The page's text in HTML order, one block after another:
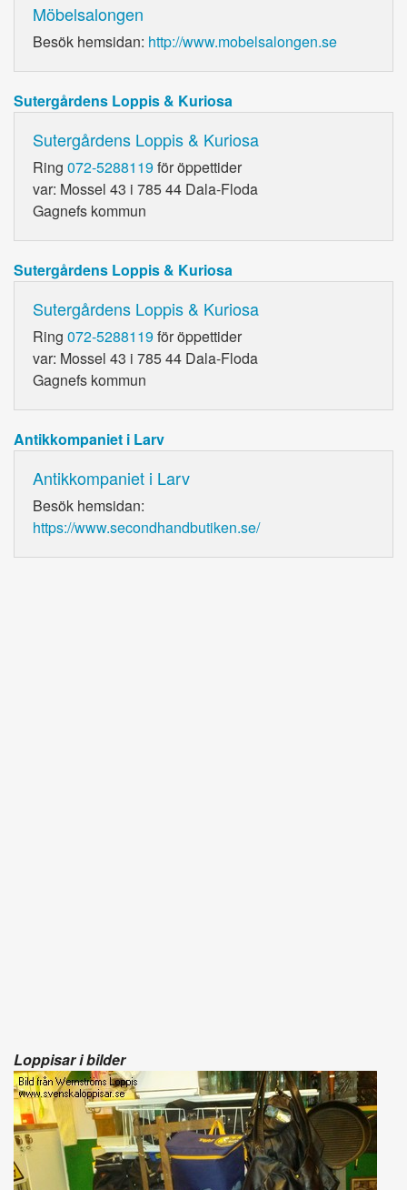
Möbelsalongen
Besök hemsidan: http://www.mobelsalongen.se
Sutergårdens Loppis & Kuriosa
Sutergårdens Loppis & Kuriosa
Ring 072-5288119för öppettider
var: Mossel 43 i 785 44 Dala-Floda
Gagnefs kommun
Sutergårdens Loppis & Kuriosa
Sutergårdens Loppis & Kuriosa
Ring 072-5288119för öppettider
var: Mossel 43 i 785 44 Dala-Floda
Gagnefs kommun
Antikkompaniet i Larv
Antikkompaniet i Larv
Besök hemsidan:
https://www.secondhandbutiken.se/
Loppisar i bilder